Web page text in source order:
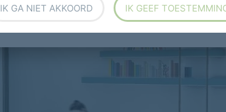
IK GA NIET AKKOORD IK GEEF